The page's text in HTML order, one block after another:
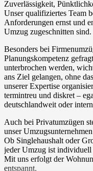
Zuverlässigkeit,
Unser qualifiziertes Team
Anforderungen ernst und
Umzug zugeschnitten sind.
Besonders bei
Planungskompetenz
unterbrochen werden,
ans Ziel gelangen, ohne
unserer Expertise
termintreu und diskret –
deutschlandweit oder
Auch bei Privatumzügen
unser
Ob Singlehaushalt oder
jeder Umzug ist individuell
Mit uns erfolgt der
entspannt.